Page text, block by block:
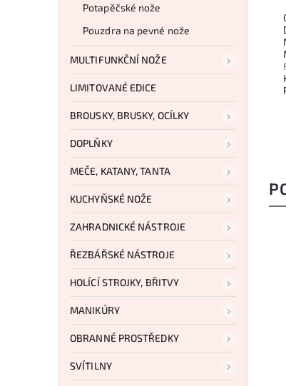
Potapěčské nože
Pouzdra na pevné nože
MULTIFUNKČNÍ NOŽE
LIMITOVANÉ EDICE
BROUSKY, BRUSKY, OCÍLKY
DOPLŇKY
MEČE, KATANY, TANTA
KUCHYŇSKÉ NOŽE
ZAHRADNICKÉ NÁSTROJE
ŘEZBÁŘSKÉ NÁSTROJE
HOLÍCÍ STROJKY, BŘITVY
MANIKÚRY
OBRANNÉ PROSTŘEDKY
SVÍTILNY